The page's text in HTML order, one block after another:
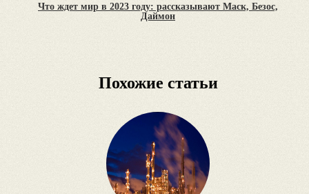
Что ждет мир в 2023 году: рассказывают Маск, Безос,
Даймон
Похожие статьи